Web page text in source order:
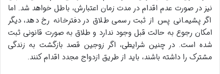
نیز در صورت عدم اقدام در مدت زمان اعتبارش، باطل خواهد شد. اما
اگر پشیمانی پس از ثبت رسمی طلاق در دفترخانه رخ دهد، دیگر
امکان رجوع به حالت قبل وجود ندارد و طلاق به صورت قانونی ثبت
شده است. در چنین شرایطی، اگر زوجین قصد بازگشت به زندگی
مشترک را داشته باشند، باید از طریق ازدواج مجدد اقدام کنند.